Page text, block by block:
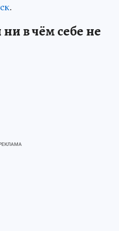
.
в чём себе не